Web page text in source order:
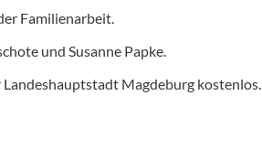
Familienarbeit.
und Susanne Papke.
Magdeburg kostenlos.